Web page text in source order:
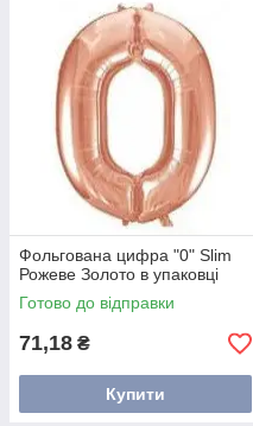
Фольгована цифра "0" Slim
Рожеве Золото в упаковці
Готово до відправки
71,18 ₴
Купити